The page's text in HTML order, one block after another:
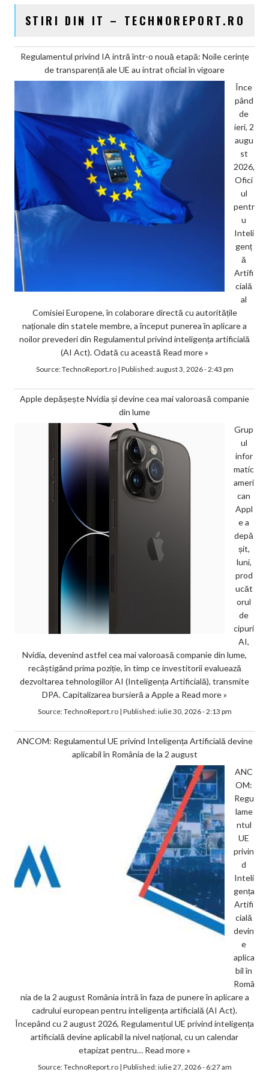
STIRI DIN IT – TECHNOREPORT.RO
Regulamentul privind IA intră într-o nouă etapă: Noile cerințe
de transparență ale UE au intrat oficial în vigoare
Înce
pând
de
ieri, 2
augu
st
2026,
Ofici
ul
pentr
u
Inteli
genț
ă
Artifi
cială
al
Comisiei Europene, în colaborare directă cu autoritățile
naționale din statele membre, a început punerea în aplicare a
noilor prevederi din Regulamentul privind inteligența artificială
(AI Act). Odată cu această Read more »
Source:TechnoReport.ro| Published:august 3, 2026 - 2:43 pm
Apple depășește Nvidia și devine cea mai valoroasă companie
din lume
Grup
ul
infor
matic
ameri
can
Appl
e a
depă
șit,
luni,
prod
ucăt
orul
de
cipuri
AI,
Nvidia, devenind astfel cea mai valoroasă companie din lume,
recâștigând prima poziție, în timp ce investitorii evaluează
dezvoltarea tehnologiilor AI (Inteligența Artificială), transmite
DPA. Capitalizarea bursieră a Apple a Read more »
Source:TechnoReport.ro| Published:iulie 30, 2026 - 2:13 pm
ANCOM: Regulamentul UE privind Inteligența Artificială devine
aplicabil în România de la 2 august
ANC
OM:
Regu
lame
ntul
UE
privin
d
Inteli
gența
Artifi
cială
devin
e
aplica
bil în
Româ
nia de la 2 august România intră în faza de punere în aplicare a
cadrului european pentru inteligența artificială (AI Act).
Începând cu 2 august 2026, Regulamentul UE privind inteligența
artificială devine aplicabil la nivel național, cu un calendar
etapizat pentru… Read more »
Source:TechnoReport.ro| Published:iulie 27, 2026 - 6:27 am